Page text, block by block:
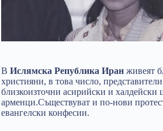
В Ислямска Република Иран живеят
християни, в това число,
близкоизточни асирийски и халдейски
арменци.Съществуват и по-нови
евангелски конфесии.